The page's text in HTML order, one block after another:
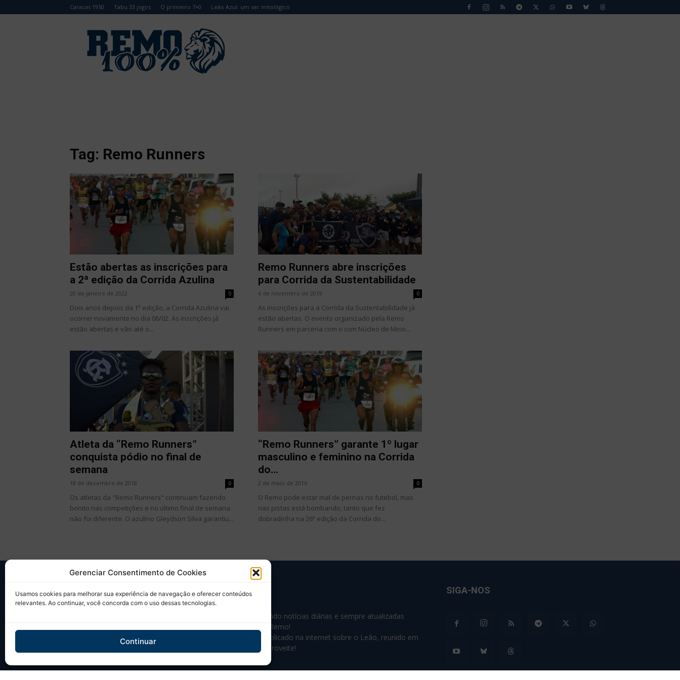
Gerenciar Consentimento de Cookies
Usamos cookies para melhorar sua experiência de navegação e oferecer conteúdos
relevantes. Ao continuar, você concorda com o uso dessas tecnologias.
Continuar
Caracas 1950 Tabu 33 jogos O primeiro 7×0 Leão Azul: um ser mitológico
Remo
Tag: Remo Runners
Estão abertas as inscrições para
a 2ª edição da Corrida Azulina
20 de janeiro de 2022 0
Dois anos depois da 1ª edição, a Corrida Azulina vai
ocorrer novamente no dia 06/02. As inscrições já
estão abertas e vão até o...
Remo Runners abre inscrições
para Corrida da Sustentabilidade
6 de novembro de 2019 0
As inscrições para a Corrida da Sustentabilidade já
estão abertas. O evento organizado pela Remo
Runners em parceria com o com Núcleo de Meio...
Atleta da “Remo Runners”
conquista pódio no final de
semana
18 de dezembro de 2018 0
Os atletas da "Remo Runners" continuam fazendo
bonito nas competições e no último final de semana
não foi diferente. O azulino Gleydson Silva garantiu...
“Remo Runners” garante 1º lugar
masculino e feminino na Corrida
do...
2 de maio de 2016 0
O Remo pode estar mal de pernas no futebol, mas
nas pistas está bombando, tanto que fez
dobradinha na 26ª edição da Corrida do...
SOBRE NÓS
Desde 2004 trazendo notícias diárias e sempre atualizadas
sobre o Clube do Remo!
Tudo o que sai publicado na internet sobre o Leão, reunido em
um único lugar! Aproveite!
SIGA-NOS